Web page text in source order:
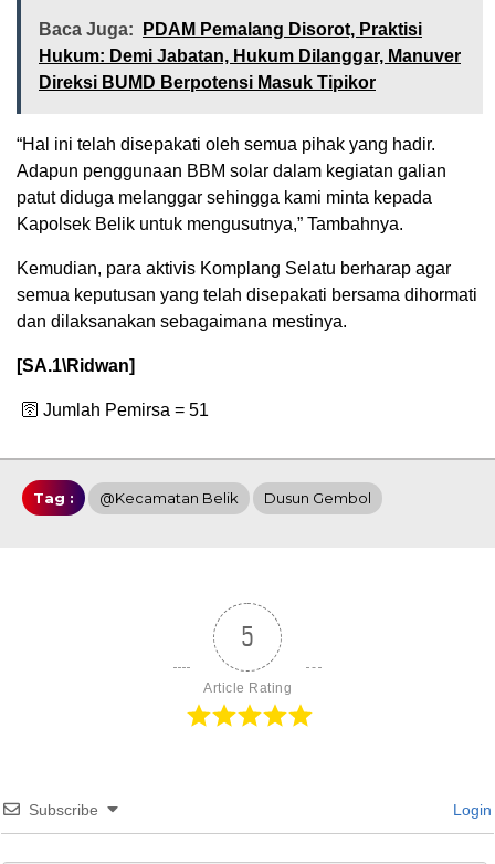
Baca Juga:
PDAM Pemalang Disorot, Praktisi
Hukum: Demi Jabatan, Hukum Dilanggar, Manuver
Direksi BUMD Berpotensi Masuk Tipikor
“Hal ini telah disepakati oleh semua pihak yang hadir.
Adapun penggunaan BBM solar dalam kegiatan galian
patut diduga melanggar sehingga kami minta kepada
Kapolsek Belik untuk mengusutnya,” Tambahnya.
Kemudian, para aktivis Komplang Selatu berharap agar
semua keputusan yang telah disepakati bersama dihormati
dan dilaksanakan sebagaimana mestinya.
[SA.1\Ridwan]
🛜 Jumlah Pemirsa = 51
Tag : @Kecamatan Belik Dusun Gembol
5
Article Rating
Subscribe Login